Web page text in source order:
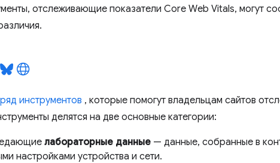
отслеживающие показатели Core Web Vitals, могут
ряд инструментов , которые помогут владельцам сайтов
делятся на две основные категории:
лабораторные данные — данные, собранные в
настройками устройства и сети.